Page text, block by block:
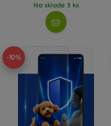
Na sklade 3 ks
-10%